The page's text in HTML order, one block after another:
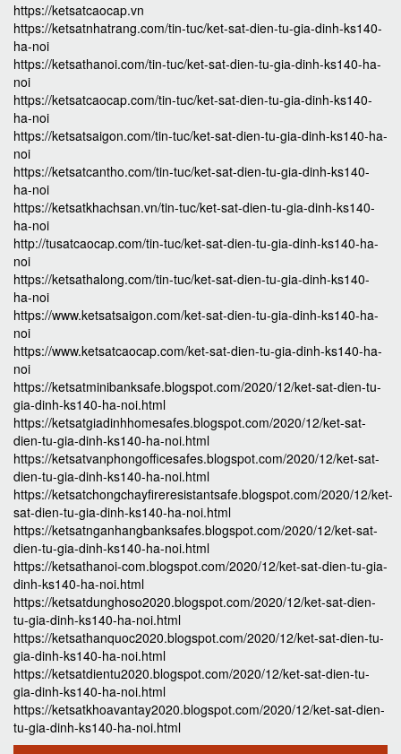
https://ketsatcaocap.vn
https://ketsatnhatrang.com/tin-tuc/ket-sat-dien-tu-gia-dinh-ks140-
ha-noi
https://ketsathanoi.com/tin-tuc/ket-sat-dien-tu-gia-dinh-ks140-ha-
noi
https://ketsatcaocap.com/tin-tuc/ket-sat-dien-tu-gia-dinh-ks140-
ha-noi
https://ketsatsaigon.com/tin-tuc/ket-sat-dien-tu-gia-dinh-ks140-ha-
noi
https://ketsatcantho.com/tin-tuc/ket-sat-dien-tu-gia-dinh-ks140-
ha-noi
https://ketsatkhachsan.vn/tin-tuc/ket-sat-dien-tu-gia-dinh-ks140-
ha-noi
http://tusatcaocap.com/tin-tuc/ket-sat-dien-tu-gia-dinh-ks140-ha-
noi
https://ketsathalong.com/tin-tuc/ket-sat-dien-tu-gia-dinh-ks140-
ha-noi
https://www.ketsatsaigon.com/ket-sat-dien-tu-gia-dinh-ks140-ha-
noi
https://www.ketsatcaocap.com/ket-sat-dien-tu-gia-dinh-ks140-ha-
noi
https://ketsatminibanksafe.blogspot.com/2020/12/ket-sat-dien-tu-
gia-dinh-ks140-ha-noi.html
https://ketsatgiadinhhomesafes.blogspot.com/2020/12/ket-sat-
dien-tu-gia-dinh-ks140-ha-noi.html
https://ketsatvanphongofficesafes.blogspot.com/2020/12/ket-sat-
dien-tu-gia-dinh-ks140-ha-noi.html
https://ketsatchongchayfireresistantsafe.blogspot.com/2020/12/ket-
sat-dien-tu-gia-dinh-ks140-ha-noi.html
https://ketsatnganhangbanksafes.blogspot.com/2020/12/ket-sat-
dien-tu-gia-dinh-ks140-ha-noi.html
https://ketsathanoi-com.blogspot.com/2020/12/ket-sat-dien-tu-gia-
dinh-ks140-ha-noi.html
https://ketsatdunghoso2020.blogspot.com/2020/12/ket-sat-dien-
tu-gia-dinh-ks140-ha-noi.html
https://ketsathanquoc2020.blogspot.com/2020/12/ket-sat-dien-tu-
gia-dinh-ks140-ha-noi.html
https://ketsatdientu2020.blogspot.com/2020/12/ket-sat-dien-tu-
gia-dinh-ks140-ha-noi.html
https://ketsatkhoavantay2020.blogspot.com/2020/12/ket-sat-dien-
tu-gia-dinh-ks140-ha-noi.html